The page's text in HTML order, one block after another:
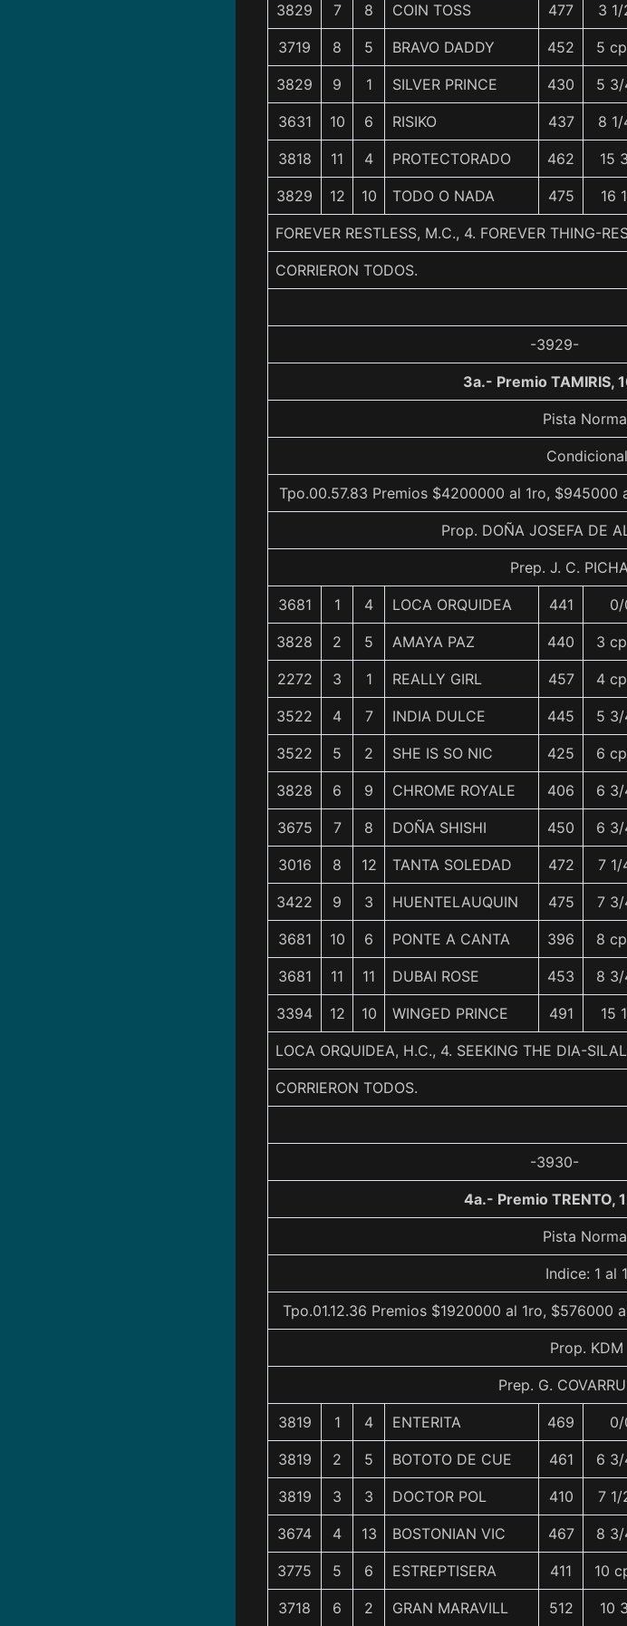
3829 7 8 COIN TOSS 477 3
3719 8 5 BRAVO DADDY 452 5
3829 9 1 SILVER PRINCE 430 5
3631 10 6 RISIKO 437 8
3818 11 4 PROTECTORADO 462 15
3829 12 10 TODO O NADA 475 16
FOREVER RESTLESS, M.C., 4. FOREVER THING-
CORRIERON TODOS.
-3929-
3a.- Premio TAMIRIS,
Pista
Condicional
Tpo.00.57.83 Premios $4200000 al 1ro,
Prop. DOÑA JOSEFA DE
Prep. J. C.
3681 1 4 LOCA ORQUIDEA 441 0/
3828 2 5 AMAYA PAZ 440 3
2272 3 1 REALLY GIRL 457 4
3522 4 7 INDIA DULCE 445 5
3522 5 2 SHE IS SO NIC 425 6
3828 6 9 CHROME ROYALE 406 6
3675 7 8 DOÑA SHISHI 450 6
3016 8 12 TANTA SOLEDAD 472 7 1/
3422 9 3 HUENTELAUQUIN 475 7
3681 10 6 PONTE A CANTA 396 8
3681 11 11 DUBAI ROSE 453 8
3394 12 10 WINGED PRINCE 491 15
LOCA ORQUIDEA, H.C., 4. SEEKING THE DIA-
CORRIERON TODOS.
-3930-
4a.- Premio TRENTO,
Pista
Indice: 1 al 1
Tpo.01.12.36 Premios $1920000 al 1ro,
Prop. KDM
Prep. G.
3819 1 4 ENTERITA 469 0/
3819 2 5 BOTOTO DE CUE 461 6
3819 3 3 DOCTOR POL 410 7 1/
3674 4 13 BOSTONIAN VIC 467 8
3775 5 6 ESTREPTISERA 411 10
3718 6 2 GRAN MARAVILL 512 10